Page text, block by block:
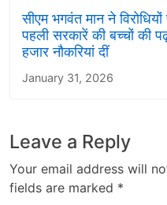
सीएम भगवंत मान ने
पहली सरकारें की बच्चों की
हजार नौकरियां दीं
January 31, 2026
Leave a Reply
Your email address will
fields are marked *